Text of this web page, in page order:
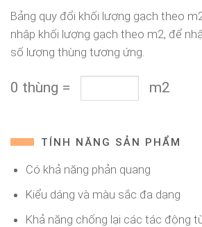
Bảng quy đổi khối lượng gạch theo
nhập khối lượng gạch theo m2, để
số lượng thùng tương ứng.
0 thùng = m2
TÍNH NĂNG SẢN PHẨM
Có khả năng phản quang
Kiểu dáng và màu sắc đa dạng
Khả năng chống lại các tác động